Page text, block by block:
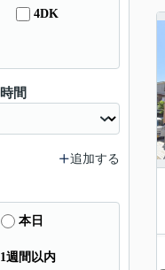
4DK
間
追加する
本日
1週間以内